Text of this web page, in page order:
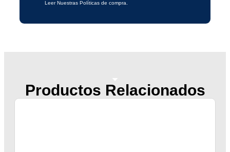
Leer Nuestras Políticas de compra.
Productos Relacionados